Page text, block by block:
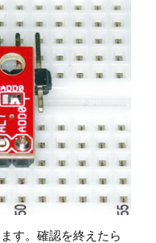
す。確認を終えたら